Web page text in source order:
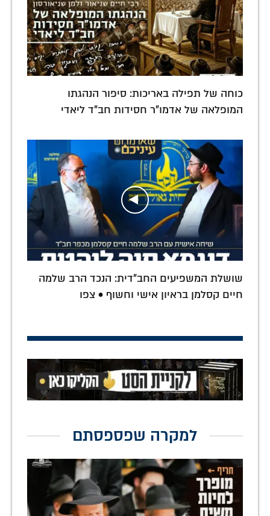
כוחה של תפילה באריכות: סיפור הנהגתו
המופלאה של אדמו"ר חסידות חב"ד ליאדי
שושלת המשפיעים החב"דית: הנכד הרב שלמה
חיים קסלמן בראיון אישי וחשוף • צפו
למקרה שפספסתם